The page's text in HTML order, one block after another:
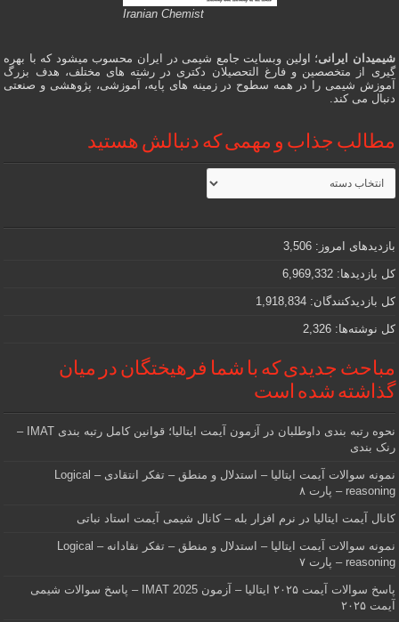
Iranian Chemist
شیمیدان ایرانی؛ اولین وبسایت جامع شیمی در ایران محسوب میشود که با بهره
گیری از متخصصین و فارغ التحصیلان دکتری در رشته های مختلف، هدف بزرگ
آموزش شیمی را در همه سطوح در زمینه های پایه، آموزشی، پژوهشی و صنعتی
دنبال می کند.
مطالب جذاب و مهمی که دنبالش هستید
مطالب
جذاب
و
که
دنبالش
هستید
بازدیدهای امروز:3,506
کل بازدیدها:6,969,332
کل بازدیدکنند‌گان:1,918,834
کل نوشته‌ها:2,326
مباحث جدیدی که با شما فرهیختگان در میان
گذاشته شده است
نحوه رتبه بندی داوطلبان در آزمون آیمت ایتالیا؛ قوانین کامل رتبه بندی IMAT –
رنک بندی
نمونه سوالات آیمت ایتالیا – استدلال و منطق – تفکر انتقادی – Logical
reasoning – پارت ۸
کانال آیمت ایتالیا در نرم افزار بله – کانال شیمی آیمت استاد نباتی
نمونه سوالات آیمت ایتالیا – استدلال و منطق – تفکر نقادانه – Logical
reasoning – پارت ۷
پاسخ سوالات آیمت ۲۰۲۵ ایتالیا – آزمون IMAT 2025 – پاسخ سوالات شیمی
آیمت ۲۰۲۵